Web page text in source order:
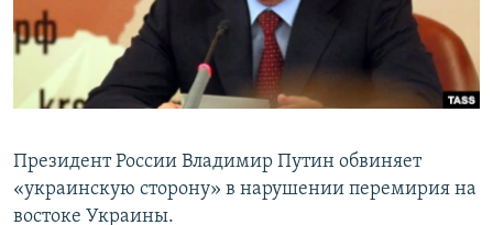
ПОБЕДИТЕЛЕЙ НЕ СУДЯТ?
КРЫМ.НЕПОКОРЕННЫЙ
ELIFBE
ПРИСОЕДИНЯЙТЕСЬ!
Все сайты RFE/RL
Президент России Владимир Путин обвиняет
«украинскую сторону» в нарушении перемирия на
востоке Украины.